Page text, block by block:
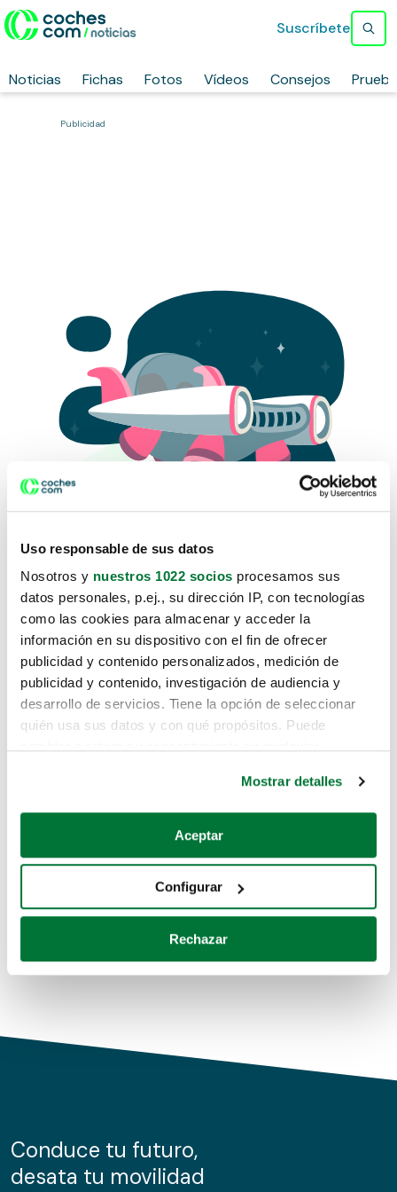
Uso responsable de sus datos
Nosotros y nuestros 1022 socios procesamos sus
datos personales, p.ej., su dirección IP, con tecnologías
como las cookies para almacenar y acceder la
información en su dispositivo con el fin de ofrecer
publicidad y contenido personalizados, medición de
publicidad y contenido, investigación de audiencia y
desarrollo de servicios. Tiene la opción de seleccionar
quién usa sus datos y con qué propósitos. Puede
Si lo permite, también quisiéramos:
Recopilar información sobre su ubicación geográfica
Identificar su dispositivo analizándolo activamente
para buscar características específicas (huellas
Obtenga más información sobre cómo se procesan sus
de cookies.
información sobre el uso que haga del sitio web con
nuestros partners de redes sociales, publicidad y análisis
Mostrar detalles
Aceptar
Configurar
Rechazar
Noticias Fichas Fotos Vídeos Consejos
Suscríbete
Publicidad
Lo sentimos, no sabemos como
te hemos traido hasta aquí.
Pero puedes encontrar el coche que estás
buscando en alguno de estos enlaces:
Coches de segunda mano
Coches de km0
Conduce tu futuro,
desata tu movilidad